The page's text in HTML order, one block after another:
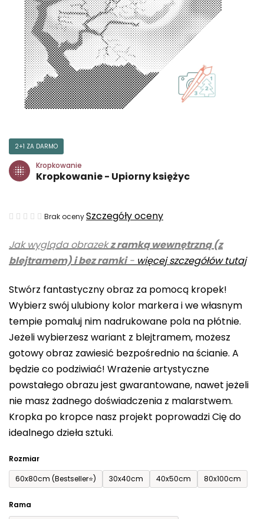
Jak wygląda obrazekz ramką wewnętrzną (z
blejtramem) i bez ramki- więcej szczegółów tutaj
Stwórz fantastyczny obraz za pomocą kropek!
Wybierz swój ulubiony kolor markera i we własnym
tempie pomaluj nim nadrukowane pola na płótnie.
Jeżeli wybierzesz wariant z blejtramem, możesz
gotowy obraz zawiesić bezpośrednio na ścianie. A
będzie co podziwiać! Wrażenie artystyczne
powstałego obrazu jest gwarantowane, nawet jeżeli
nie masz żadnego doświadczenia z malarstwem.
Kropka po kropce nasz projekt poprowadzi Cię do
idealnego dzieła sztuki.
Rozmiar
60x80cm (Bestseller⭐)
30x40cm 40x50cm 80x100cm
Rama
2+1 ZA DARMO
Kropkowanie
Kropkowanie - Upiorny księżyc
Średnia
produktu
wynosi
na
5
gwiazdek.
Brak ocenySzczegóły oceny